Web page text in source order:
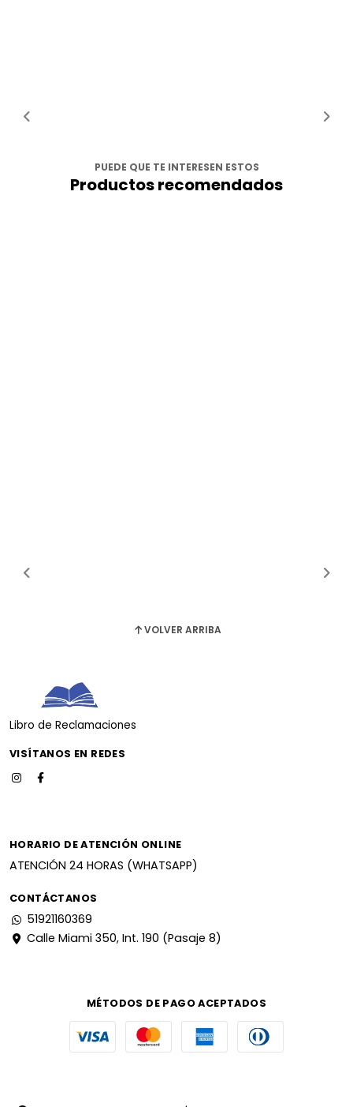
PUEDE QUE TE INTERESEN ESTOS
Productos recomendados
VOLVER ARRIBA
Libro de Reclamaciones
VISÍTANOS EN REDES
HORARIO DE ATENCIÓN ONLINE
ATENCIÓN 24 HORAS (WHATSAPP)
CONTÁCTANOS
51921160369
Calle Miami 350, Int. 190 (Pasaje 8)
MÉTODOS DE PAGO ACEPTADOS